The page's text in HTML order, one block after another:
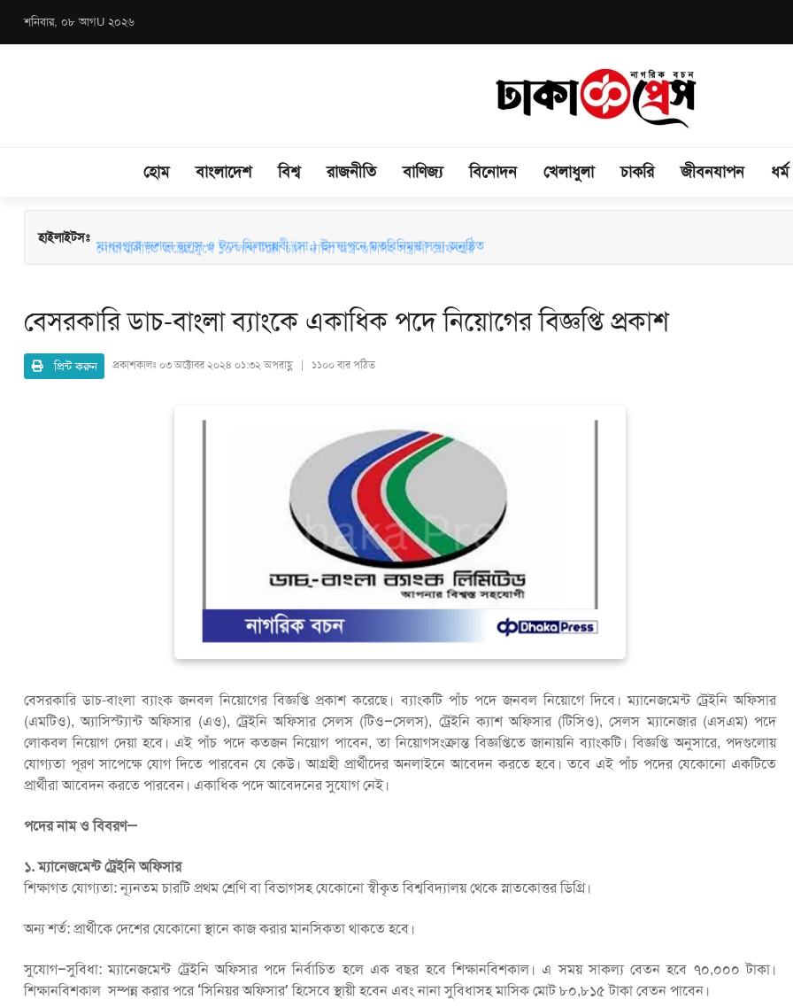
শনিবার, ০৮ আগU ২০২৬
হোম বাংলাদেশ বিশ্ব রাজনীতি বাণিজ্য বিনোদন খেলাধুলা চাকরি জীবনযাপন ধর্ম
হাইলাইটসঃ মাধবপুরে জশনে জুলুস ও ঈদে মিলাদুন্নবী (সা.) উদযাপনে মতবিনিময় সভা অনুষ্ঠিত
বেসরকারি ডাচ-বাংলা ব্যাংকে একাধিক পদে নিয়োগের বিজ্ঞপ্তি প্রকাশ
প্রিন্ট করুন প্রকাশকালঃ ০৩ অক্টোবর ২০২৪ ০১:৩২ অপরাহ্ণ | ১১০০ বার পঠিত
বেসরকারি ডাচ-বাংলা ব্যাংক জনবল নিয়োগের বিজ্ঞপ্তি প্রকাশ করেছে। ব্যাংকটি পাঁচ পদে জনবল নিয়োগে দিবে। ম্যানেজমেন্ট ট্রেইনি অফিসার
(এমটিও), অ্যাসিস্ট্যান্ট অফিসার (এও), ট্রেইনি অফিসার সেলস (টিও–সেলস), ট্রেইনি ক্যাশ অফিসার (টিসিও), সেলস ম্যানেজার (এসএম) পদে
লোকবল নিয়োগ দেয়া হবে। এই পাঁচ পদে কতজন নিয়োগ পাবেন, তা নিয়োগসংক্রান্ত বিজ্ঞপ্তিতে জানায়নি ব্যাংকটি। বিজ্ঞপ্তি অনুসারে, পদগুলোয়
যোগ্যতা পূরণ সাপেক্ষে যোগ দিতে পারবেন যে কেউ। আগ্রহী প্রার্থীদের অনলাইনে আবেদন করতে হবে। তবে এই পাঁচ পদের যেকোনো একটিতে
প্রার্থীরা আবেদন করতে পারবেন। একাধিক পদে আবেদনের সুযোগ নেই।
পদের নাম ও বিবরণ—
১. ম্যানেজমেন্ট ট্রেইনি অফিসার
শিক্ষাগত যোগ্যতা: ন্যূনতম চারটি প্রথম শ্রেণি বা বিভাগসহ যেকোনো স্বীকৃত বিশ্ববিদ্যালয় থেকে স্নাতকোত্তর ডিগ্রি।
অন্য শর্ত: প্রার্থীকে দেশের যেকোনো স্থানে কাজ করার মানসিকতা থাকতে হবে।
সুযোগ–সুবিধা: ম্যানেজমেন্ট ট্রেইনি অফিসার পদে নির্বাচিত হলে এক বছর হবে শিক্ষানবিশকাল। এ সময় সাকল্য বেতন হবে ৭০,০০০ টাকা।
শিক্ষানবিশকাল সম্পন্ন করার পরে ‘সিনিয়র অফিসার’ হিসেবে স্থায়ী হবেন এবং নানা সুবিধাসহ মাসিক মোট ৮০,৮১৫ টাকা বেতন পাবেন।